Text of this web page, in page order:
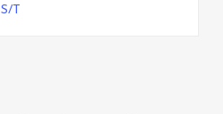
S/T